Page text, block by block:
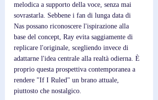
melodica a supporto della voce, senza mai
sovrastarla. Sebbene i fan di lunga data di
Nas possano riconoscere l'ispirazione alla
base del concept, Ray evita saggiamente di
replicare l'originale, scegliendo invece di
adattarne l'idea centrale alla realtà odierna. È
proprio questa prospettiva contemporanea a
rendere "If I Ruled" un brano attuale,
piuttosto che nostalgico.